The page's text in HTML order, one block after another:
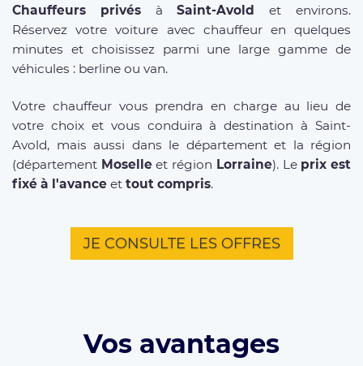
Chauffeurs privésàSaint-Avold et environs.
Réservez votre voiture avec chauffeur en quelques
minutes et choisissez parmi une large gamme de
véhicules : berline ou van.
Votre chauffeur vous prendra en charge au lieu de
votre choix et vous conduira à destination à Saint-
Avold, mais aussi dans le département et la région
(département Moselleet région Lorraine). Le prix est
fixé à l'avance et tout compris.
JE CONSULTE LES OFFRES
Vos avantages